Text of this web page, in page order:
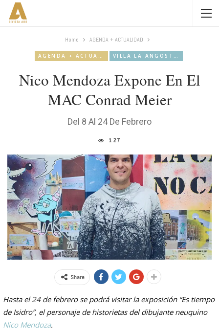
Home AGENDA + ACTUALIDAD
AGENDA + ACTUALIDAD VILLA LA ANGOSTURA
Nico Mendoza Expone En El
MAC Conrad Meier
Del 8 Al 24 De Febrero
127
Share
Hasta el 24 de febrero se podrá visitar la exposición “Es tiempo
de Isidro”, el personaje de historietas del dibujante neuquino
Nico Mendoza.